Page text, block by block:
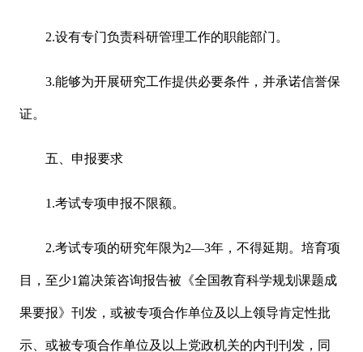
2.设有专门负责科研管理工作的职能部门。
3.能够为开展研究工作提供必要条件，并承诺信誉保
证。
五、申报要求
1.考试专项申报不限额。
2.考试专项的研究年限为2—3年，不得延期。培育项
目，至少1篇决策咨询报告被《全国教育科学规划课题成
果要报》刊发，或被专项合作单位及以上领导肯定性批
示、或被专项合作单位及以上党政机关的内刊刊发，同